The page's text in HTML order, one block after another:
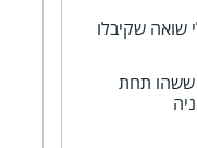
שואה שקיבלו
ששהו תחת